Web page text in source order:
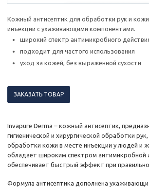
Кожный антисептик для обработки рук и
инъекции с ухаживающими компонентами.
широкий спектр антимикробного
подходит для частого использования
уход за кожей, без выраженной сухости
ЗАКАЗАТЬ ТОВАР
Invapure Derma – кожный антисептик,
гигиенической и хирургической обработки
обработки кожи в месте инъекции у людей и
обладает широким спектром антимикробной
обеспечивает быстрый эффект при
Формула антисептика дополнена